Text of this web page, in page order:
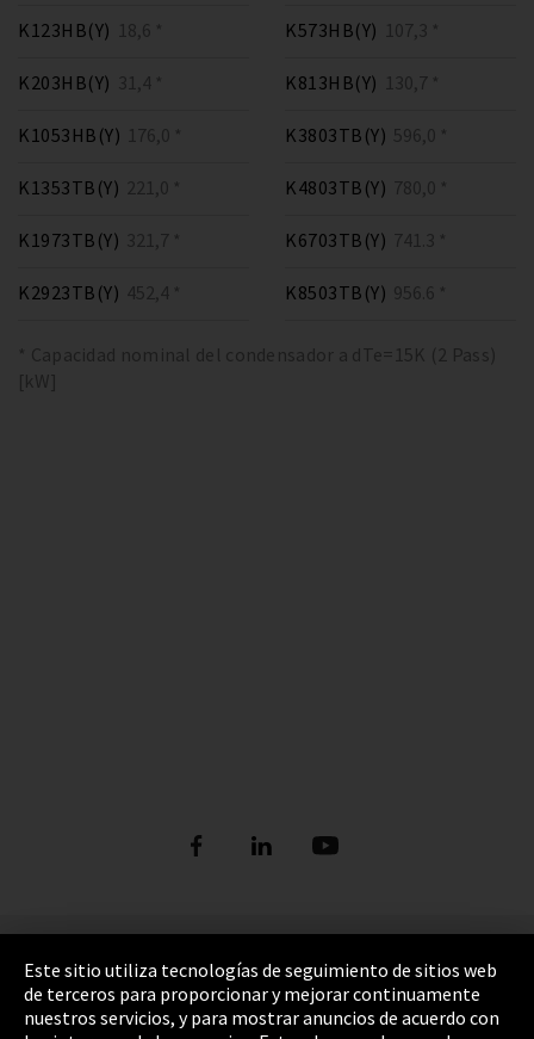
K123HB(Y) 18,6 *
K203HB(Y) 31,4 *
K573HB(Y) 107,3 *
K813HB(Y) 130,7 *
K1053HB(Y) 176,0 *
K1353TB(Y) 221,0 *
K1973TB(Y) 321,7 *
K2923TB(Y) 452,4 *
K3803TB(Y) 596,0 *
K4803TB(Y) 780,0 *
K6703TB(Y) 741.3 *
K8503TB(Y) 956.6 *
* Capacidad nominal del condensador a dTe=15K (2 Pass)
[kW]
Pie de imprenta
Política de privacidad
Este sitio utiliza tecnologías de seguimiento de sitios web
de terceros para proporcionar y mejorar continuamente
nuestros servicios, y para mostrar anuncios de acuerdo con